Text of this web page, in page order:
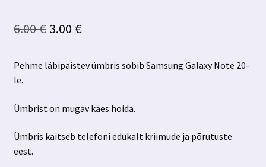
6.00€ Algne
oli:
3.00 €Praegune
on:
Pehme läbipaistev ümbris sobib Samsung Galaxy Note 20-
le.
Ümbrist on mugav käes hoida.
Ümbris kaitseb telefoni edukalt kriimude ja põrutuste
eest.